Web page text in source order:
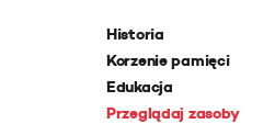
Historia
Korzenie pamięci
Edukacja
Przeglądaj zasoby